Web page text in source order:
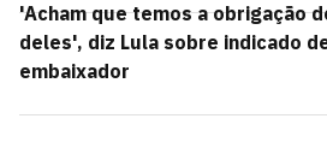
'Acham que temos a obrigação
deles', diz Lula sobre indicado
embaixador